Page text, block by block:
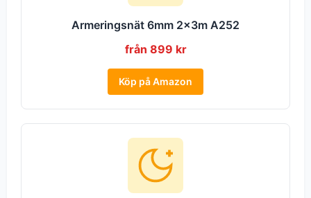
Armeringsnät 6mm 2x3m A252
från 899 kr
Köp på Amazon